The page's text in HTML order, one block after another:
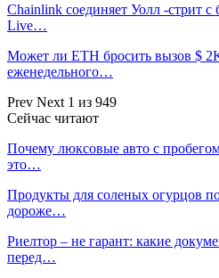
Chainlink соединяет Уолл -стрит
Live…
Может ли ETH бросить вызов $
еженедельного…
Prev Next 1 из 949
Сейчас читают
Почему люксовые авто с
это…
Продукты для соленых огурцов
дороже…
Риелтор – не гарант: какие
перед…